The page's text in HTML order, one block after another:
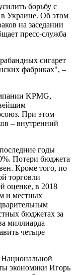
борьбу с
Украине. Об этом
на заседании
пресс-служба
сигарет
фабриках", –
KPMG,
При этом
– внутренний
годы
Потери бюджета
Кроме того, по
торговли
оценке, в 2018
и местных
бюджетах за
миллиарда
четыре
Национальной
экономики Игорь